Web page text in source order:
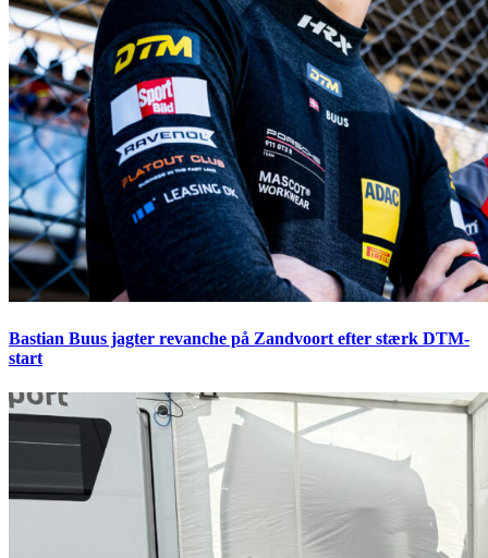
Bastian Buus jagter revanche på Zandvoort efter stærk DTM-
start